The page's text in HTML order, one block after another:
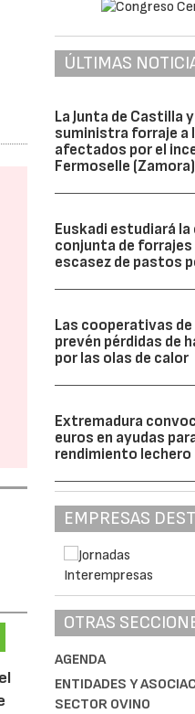
ÚLTIMAS
La Junta de Castilla
suministra forraje a
afectados por el
Fermoselle (Zamora)
Euskadi estudiará la
conjunta de forrajes
escasez de pastos
Las cooperativas de
prevén pérdidas de
por las olas de calor
Extremadura
euros en ayudas
rendimiento lechero
EMPRESAS
OTRAS
AGENDA
ENTIDADES Y
SECTOR OVINO